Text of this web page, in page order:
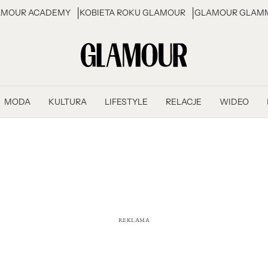
ACADEMY KOBIETA ROKU GLAMOUR GLAMOUR
MODA KULTURA LIFESTYLE RELACJE WIDEO